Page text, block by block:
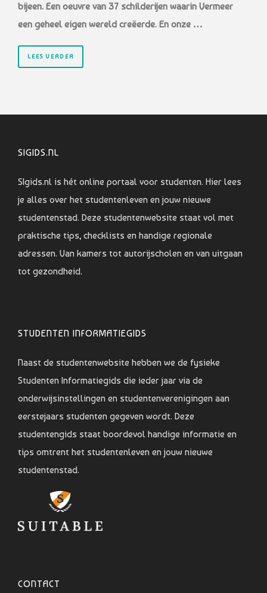
bijeen. Een oeuvre van 37 schilderijen waarin Vermeer
een geheel eigen wereld creëerde. En onze …
LEES VERDER
SIGIDS.NL
SIgids.nl is hét online portaal voor studenten. Hier lees
je alles over het studentenleven en jouw nieuwe
studentenstad. Deze studentenwebsite staat vol met
praktische tips, checklists en handige regionale
adressen. Van kamers tot autorijscholen en van uitgaan
tot gezondheid.
STUDENTEN INFORMATIEGIDS
Naast de studentenwebsite hebben we de fysieke
Studenten Informatiegids die ieder jaar via de
onderwijsinstellingen en studentenverenigingen aan
eerstejaars studenten gegeven wordt. Deze
studentengids staat boordevol handige informatie en
tips omtrent het studentenleven en jouw nieuwe
studentenstad.
CONTACT